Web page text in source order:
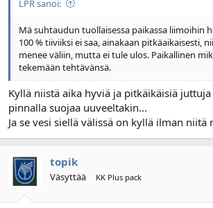
t
a
a
ä
r
ä
LPR sanoi:
Mä suhtaudun tuollaisessa paikassa liimoihin
100 % tiiviiksi ei saa, ainakaan pitkäaikaisesti,
menee väliin, mutta ei tule ulos. Paikallinen
tekemään tehtävänsä.
Kyllä niistä aika hyviä ja pitkäikäisiä
pinnalla suojaa uuveeltakin...
Ja se vesi siellä välissä on kyllä ilman niitä
topik
Väsyttää KK Plus pack